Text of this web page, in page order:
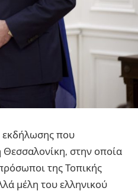
εκδήλωσης που
στην οποία
της Τοπικής
μέλη του ελληνικού